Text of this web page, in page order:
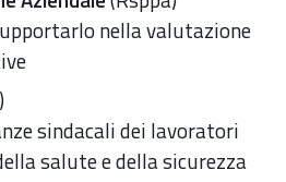
nella valutazione
sindacali dei lavoratori
salute e della sicurezza